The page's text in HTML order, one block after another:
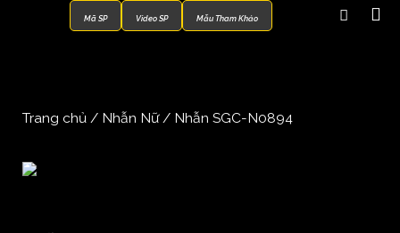
Mã SP Video SP Mẫu Tham Khảo
Trang chủ / Nhẫn Nữ/ Nhẫn SGC-N0894